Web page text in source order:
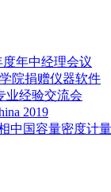
年中经理会议
院捐赠仪器软件
业经验交流会
2019
中国容量密度计